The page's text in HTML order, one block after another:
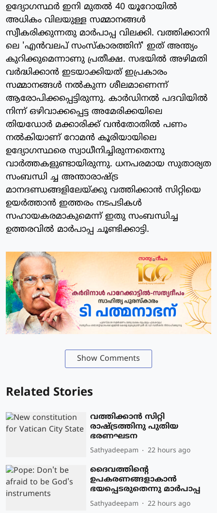
ഉദ്യോഗസ്ഥര്‍ ഇനി മുതല്‍ 40 യൂറോയില്‍
അധികം വിലയുള്ള സമ്മാനങ്ങള്‍
സ്വീകരിക്കുന്നതു മാര്‍പാപ്പ വിലക്കി. വത്തിക്കാനി
ലെ 'എന്‍വലപ് സംസ്‌കാരത്തിന്' ഇത് അന്ത്യം
കുറിക്കുമെന്നാണു പ്രതീക്ഷ. സഭയില്‍ അഴിമതി
വര്‍ദ്ധിക്കാന്‍ ഇടയാക്കിയത് ഇപ്രകാരം
സമ്മാനങ്ങള്‍ നല്‍കുന്ന ശീലമാണെന്ന്
ആരോപിക്കപ്പെട്ടിരുന്നു. കാര്‍ഡിനല്‍ പദവിയില്‍
നിന്ന് ഒഴിവാക്കപ്പെട്ട അമേരിക്കയിലെ
തിയഡോര്‍ മക്കാരിക്ക് വന്‍തോതില്‍ പണം
നല്‍കിയാണ് റോമന്‍ കൂരിയായിലെ
ഉദ്യോഗസ്ഥരെ സ്വാധീനിച്ചിരുന്നതെന്നു
വാര്‍ത്തകളുണ്ടായിരുന്നു. ധനപരമായ സുതാര്യത
സംബന്ധി ച്ച അന്താരാഷ്ട്ര
മാനദണ്ഡങ്ങളിലേയ്ക്കു വത്തിക്കാന്‍ സിറ്റിയെ
ഉയര്‍ത്താന്‍ ഇത്തരം നടപടികള്‍
സഹായകരമാകുമെന്ന് ഇതു സംബന്ധിച്ച
ഉത്തരവില്‍ മാര്‍പാപ്പ ചൂണ്ടിക്കാട്ടി.
Show Comments
Related Stories
വത്തിക്കാന്‍ സിറ്റി
രാഷ്ട്രത്തിനു പുതിയ
ഭരണഘടന
Sathyadeepam 22 hours ago
ദൈവത്തിന്റെ
ഉപകരണങ്ങളാകാന്‍
ഭയപ്പെടരുതെന്നു മാര്‍പാപ്പ
Sathyadeepam 22 hours ago